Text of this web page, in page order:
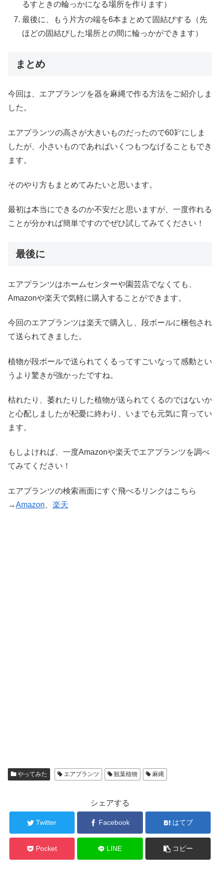
るすときの輪っかになる場所を作ります）
最後に、もう片方の端を6本まとめて固結びする（先
ほどの固結びした場所との間に輪っかができます）
まとめ
今回は、エアプランツを器を麻縄で作る方法をご紹介しま
した。
エアプランツの高さが大きいものだったので60㌢にしま
したが、小さいものであればいくつもつなげることもでき
ます。
そのやり方もまとめてみたいと思います。
最初は本当にできるのか不安だと思いますが、一度作れる
ことが分かれば簡単ですのでぜひ試してみてください！
最後に
エアプランツはホームセンターや園芸店でなくても、
Amazonや楽天で気軽に購入することができます。
今回のエアプランツは楽天で購入し、段ボールに梱包され
て送られてきました。
植物が段ボールで送られてくるってすごいなって感動とい
うより驚きが強かったですね。
枯れたり、萎れたりした植物が送られてくるのではないか
と心配しましたが杞憂に終わり、いまでも元気に育ってい
ます。
もしよければ、一度Amazonや楽天でエアプランツを調べ
てみてください！
エアプランツの検索画面にすぐ飛べるリンクはこちら
→Amazon 楽天
やってみた エアプランツ 観葉植物 麻縄
シェアする
Twitter Facebook はてブ
Pocket LINE コピー